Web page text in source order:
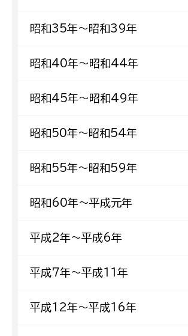
昭和35年〜昭和39年
昭和40年〜昭和44年
昭和45年〜昭和49年
昭和50年〜昭和54年
昭和55年〜昭和59年
昭和60年〜平成元年
平成2年〜平成6年
平成7年〜平成11年
平成12年〜平成16年